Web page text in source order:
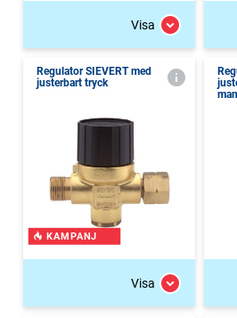
Visa
Regulator SIEVERT med
justerbart tryck
KAMPANJ
Visa